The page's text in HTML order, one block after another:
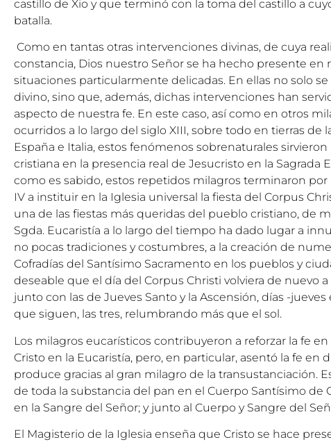
castillo de Xio y que terminó con la toma del castillo a
batalla.
Como en tantas otras intervenciones divinas, de cuya
constancia, Dios nuestro Señor se ha hecho presente
situaciones particularmente delicadas. En ellas no solo
divino, sino que, además, dichas intervenciones han
aspecto de nuestra fe. En este caso, así como en otros
ocurridos a lo largo del siglo XIII, sobre todo en tierras de
España e Italia, estos fenómenos sobrenaturales sirvieron
cristiana en la presencia real de Jesucristo en la Sagrada
como es sabido, estos repetidos milagros terminaron por
IV a instituir en la Iglesia universal la fiesta del Corpus
una de las fiestas más queridas del pueblo cristiano, de
Sgda. Eucaristía a lo largo del tiempo ha dado lugar a
no pocas tradiciones y costumbres, a la creación de
Cofradías del Santísimo Sacramento en los pueblos y
deseable que el día del Corpus Christi volviera de nuevo
junto con las de Jueves Santo y la Ascensión, días -
que siguen, las tres, relumbrando más que el sol.
Los milagros eucarísticos contribuyeron a reforzar la fe
Cristo en la Eucaristía, pero, en particular, asentó la fe en
produce gracias al gran milagro de la transustanciación.
de toda la substancia del pan en el Cuerpo Santísimo de
en la Sangre del Señor; y junto al Cuerpo y Sangre del
El Magisterio de la Iglesia enseña que Cristo se hace